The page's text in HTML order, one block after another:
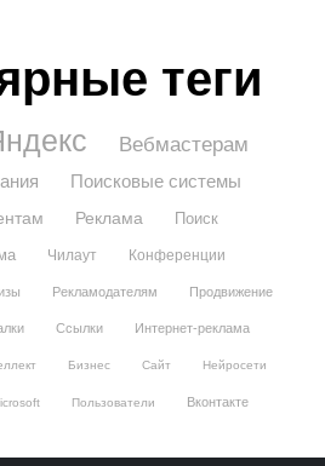
теги
Вебмастерам
Поисковые системы
Реклама
Поиск
Чилаут Конференции
Рекламодателям Продвижение
Ссылки Интернет-реклама
Бизнес Сайт Нейросети
Пользователи Вконтакте